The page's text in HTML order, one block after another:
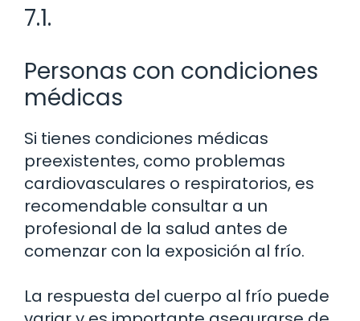
7.1.
Personas con condiciones
médicas
Si tienes condiciones médicas
preexistentes, como problemas
cardiovasculares o respiratorios, es
recomendable consultar a un
profesional de la salud antes de
comenzar con la exposición al frío.
La respuesta del cuerpo al frío puede